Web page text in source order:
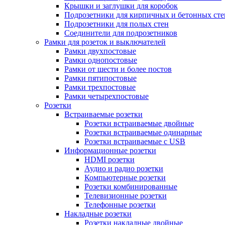
Крышки и заглушки для коробок
Подрозетники для кирпичных и бетонных
Подрозетники для полых стен
Соединители для подрозетников
Рамки для розеток и выключателей
Рамки двухпостовые
Рамки однопостовые
Рамки от шести и более постов
Рамки пятипостовые
Рамки трехпостовые
Рамки четырехпостовые
Розетки
Встраиваемые розетки
Розетки встраиваемые двойные
Розетки встраиваемые одинарные
Розетки встраиваемые с USB
Информационные розетки
HDMI розетки
Аудио и радио розетки
Компьютерные розетки
Розетки комбинированные
Телевизионные розетки
Телефонные розетки
Накладные розетки
Розетки накладные двойные